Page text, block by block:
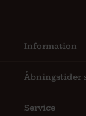
Information
Åbningstider
Service